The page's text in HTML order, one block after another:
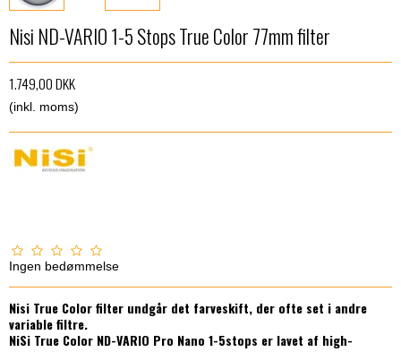
Nisi ND-VARIO 1-5 Stops True Color 77mm filter
1.749,00 DKK
(inkl. moms)
Ingen bedømmelse
‎Nisi True Color filter undgår det farveskift, der ofte set i andre
variable filtre.
NiSi True Color ND-VARIO Pro Nano 1-5stops er lavet af high-